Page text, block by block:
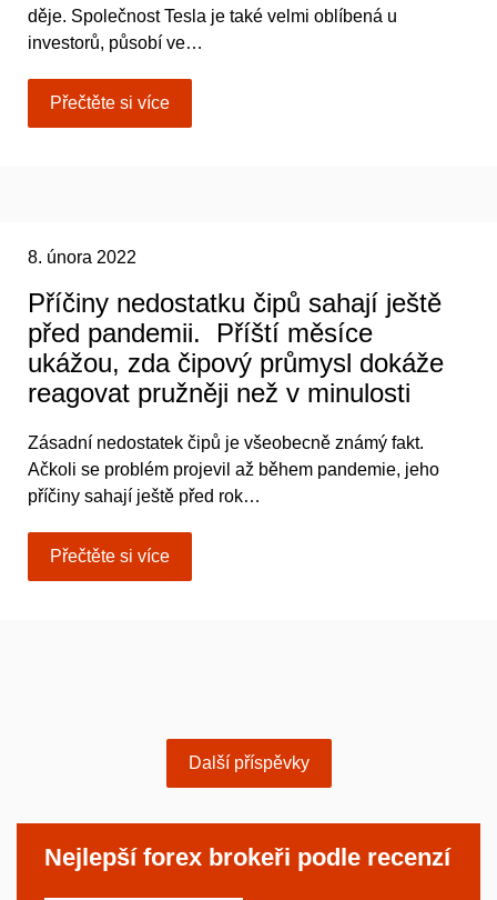
děje. Společnost Tesla je také velmi oblíbená u
investorů, působí ve…
Přečtěte si více
8. února 2022
Příčiny nedostatku čipů sahají ještě
před pandemii. Příští měsíce
ukážou, zda čipový průmysl dokáže
reagovat pružněji než v minulosti
Zásadní nedostatek čipů je všeobecně známý fakt.
Ačkoli se problém projevil až během pandemie, jeho
příčiny sahají ještě před rok…
Přečtěte si více
Další příspěvky
Nejlepší forex brokeři podle recenzí